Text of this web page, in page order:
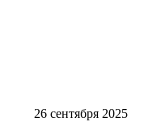
26 сентября 2025